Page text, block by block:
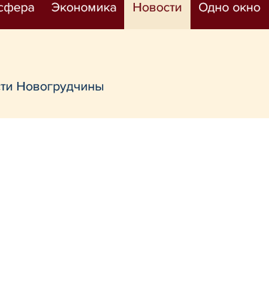
Экономика Новости Одно окно
Новогрудчины